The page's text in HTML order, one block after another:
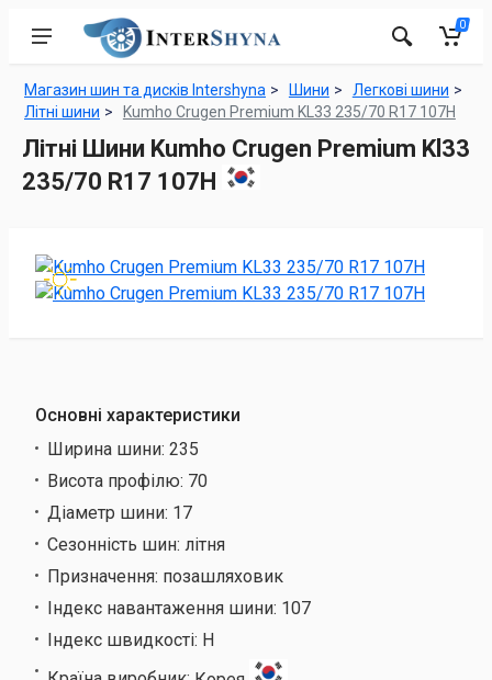
0
Магазин шин та дисків Intershyna Шини
Легкові шини
Літні шини
Kumho Crugen Premium KL33 235/70 R17 107H
Літні Шини Kumho Crugen Premium Kl33
235/70 R17 107H
Основні характеристики
Ширина шини: 235
Висота профілю: 70
Діаметр шини: 17
Сезонність шин: літня
Призначення: позашляховик
Індекс навантаження шини: 107
Індекс швидкості: H